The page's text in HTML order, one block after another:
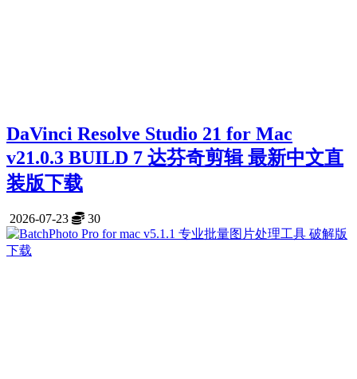
DaVinci Resolve Studio 21 for Mac
v21.0.3 BUILD 7 达芬奇剪辑 最新中文直
装版下载
2026-07-23 30